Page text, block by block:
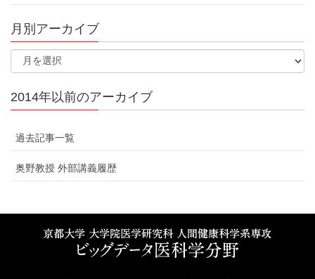
月別アーカイブ
2014年以前のアーカイブ
過去記事一覧
奥野教授 外部講義履歴